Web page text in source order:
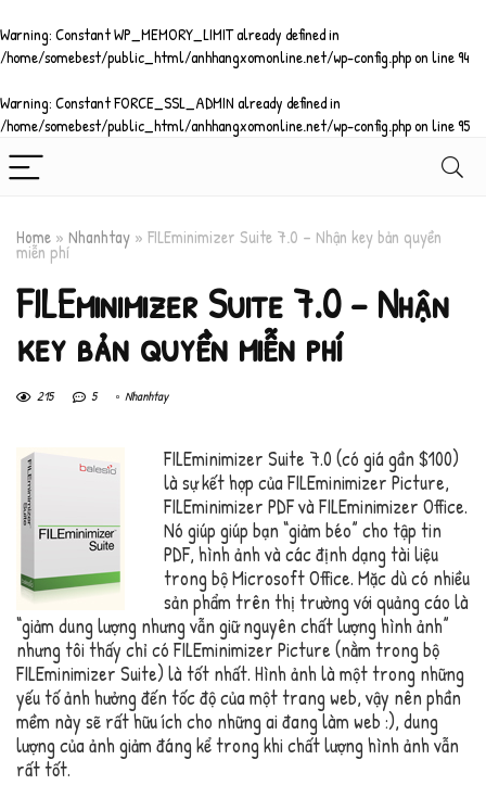
Warning: Constant WP_MEMORY_LIMIT already defined in
/home/somebest/public_html/anhhangxomonline.net/wp-config.phpon line94
Warning: Constant FORCE_SSL_ADMIN already defined in
/home/somebest/public_html/anhhangxomonline.net/wp-config.phpon line95
Home » Nhanhtay » FILEminimizer Suite 7.0 – Nhận key bản quyền
miễn phí
FILEminimizer Suite 7.0 – Nhận
key bản quyền miễn phí
215 5 Nhanhtay
FILEminimizer Suite 7.0 (có giá gần $100)
là sự kết hợp của FILEminimizer Picture,
FILEminimizer PDF và FILEminimizer Office.
Nó giúp giúp bạn “giảm béo” cho tập tin
PDF, hình ảnh và các định dạng tài liệu
trong bộ Microsoft Office. Mặc dù có nhiều
sản phẩm trên thị trường với quảng cáo là
“giảm dung lượng nhưng vẫn giữ nguyên chất lượng hình ảnh”
nhưng tôi thấy chỉ có FILEminimizer Picture (nằm trong bộ
FILEminimizer Suite) là tốt nhất. Hình ảnh là một trong những
yếu tố ảnh hưởng đến tốc độ của một trang web, vậy nên phần
mềm này sẽ rất hữu ích cho những ai đang làm web :), dung
lượng của ảnh giảm đáng kể trong khi chất lượng hình ảnh vẫn
rất tốt.